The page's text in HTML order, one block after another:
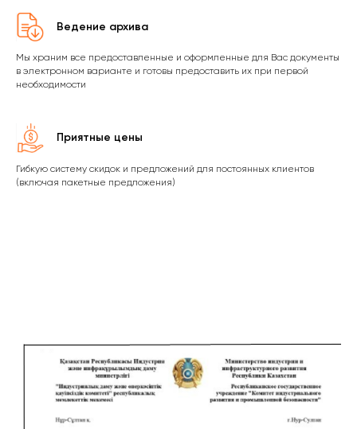
Ведение архива
Мы храним все предоставленные и оформленные для Вас документы
в электронном варианте и готовы предоставить их при первой
необходимости
Приятные цены
Гибкую систему скидок и предложений для постоянных клиентов
(включая пакетные предложения)